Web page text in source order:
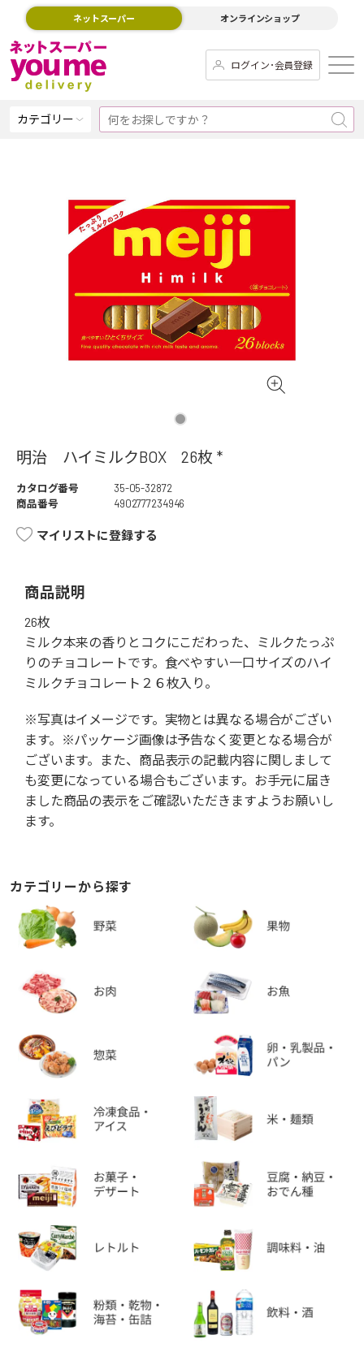
ネットスーパー オンラインショップ
ログイン･会員登録
カテゴリー
明治 ハイミルクBOX 26枚 *
カタログ番号
35-05-32872
商品番号
4902777234946
マイリストに登録する
商品説明
26枚
ミルク本来の香りとコクにこだわった、ミルクたっぷ
りのチョコレートです。食べやすい一口サイズのハイ
ミルクチョコレート２６枚入り。
※写真はイメージです。実物とは異なる場合がござい
ます。※パッケージ画像は予告なく変更となる場合が
ございます。また、商品表示の記載内容に関しまして
も変更になっている場合もございます。お手元に届き
ました商品の表示をご確認いただきますようお願いし
ます。
カテゴリーから探す